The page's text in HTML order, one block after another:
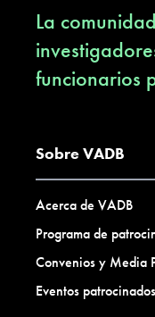
La
funcionarios
Sobre VADB
Acerca de VADB
Programa de
Convenios y Media
Eventos patrocinados